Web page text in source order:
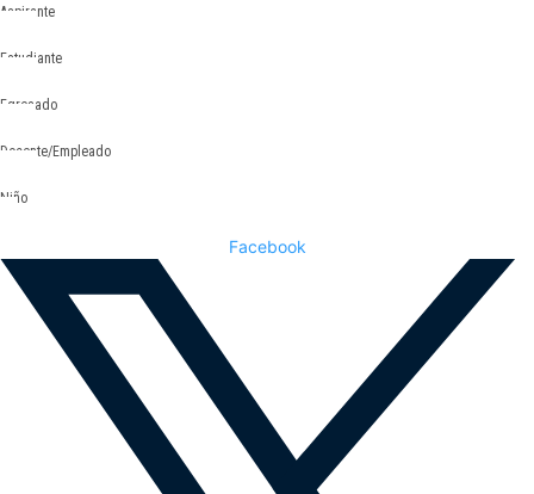
Aspirante
Estudiante
Egresado
Docente/Empleado
Niño
Facebook